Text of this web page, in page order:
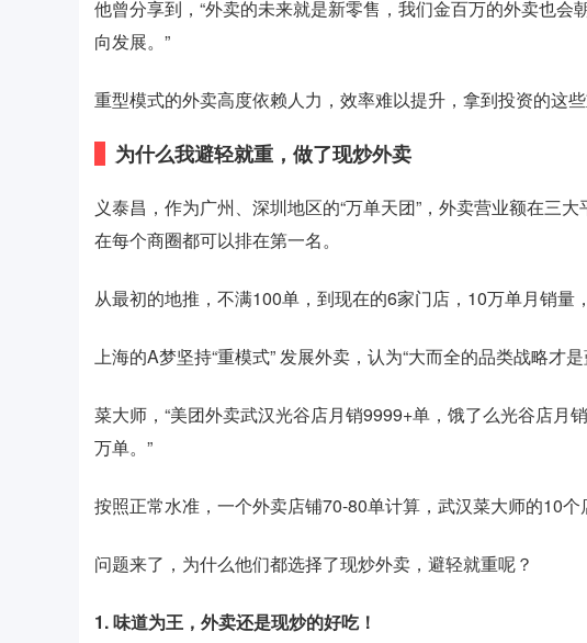
他曾分享到，“外卖的未来就是新零售，我们金百万的外卖也会
向发展。”
重型模式的外卖高度依赖人力，效率难以提升，拿到投资的这
为什么我避轻就重，做了现炒外卖
义泰昌，作为广州、深圳地区的“万单天团”，外卖营业额在三
在每个商圈都可以排在第一名。
从最初的地推，不满100单，到现在的6家门店，10万单月销量
上海的A梦坚持“重模式” 发展外卖，认为“大而全的品类战略才是
菜大师，“美团外卖武汉光谷店月销9999+单，饿了么光谷店月
万单。”
按照正常水准，一个外卖店铺70-80单计算，武汉菜大师的10个
问题来了，为什么他们都选择了现炒外卖，避轻就重呢？
1. 味道为王，外卖还是现炒的好吃！